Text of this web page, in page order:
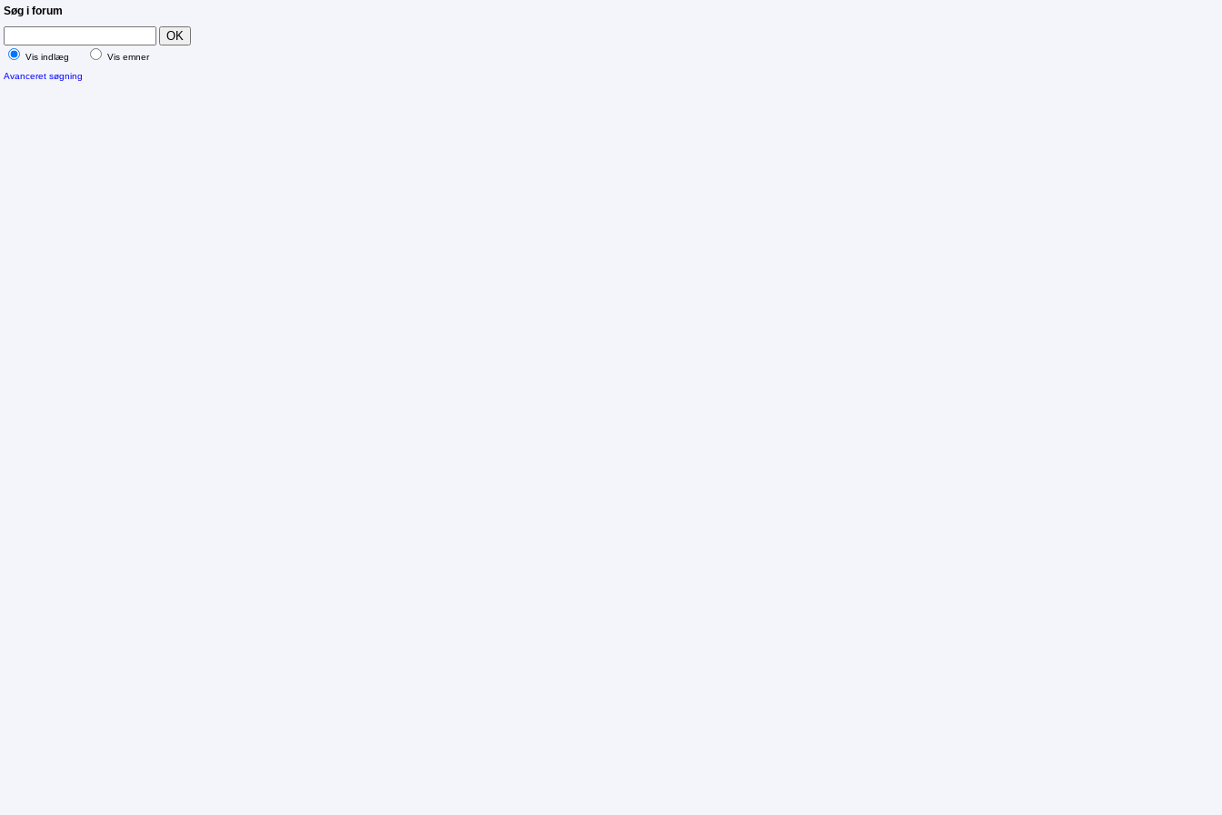
Søg i forum
Vis indlæg
Vis emner
Avanceret søgning